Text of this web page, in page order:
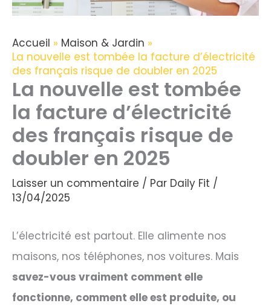
Accueil
Maison & Jardin
La nouvelle est tombée la facture d’électricité
des français risque de doubler en 2025
La nouvelle est tombée
la facture d’électricité
des français risque de
doubler en 2025
Laisser un commentaire / Par Daily Fit /
13/04/2025
L’électricité est partout. Elle alimente nos
maisons, nos téléphones, nos voitures. Mais
savez-vous vraiment comment elle
fonctionne, comment elle est produite, ou